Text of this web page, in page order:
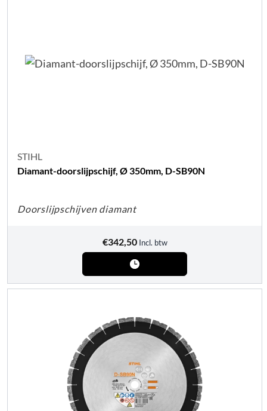
STIHL
Diamant-doorslijpschijf, Ø 350mm, D-SB90N
Doorslijpschijven diamant
€342,50 Incl. btw